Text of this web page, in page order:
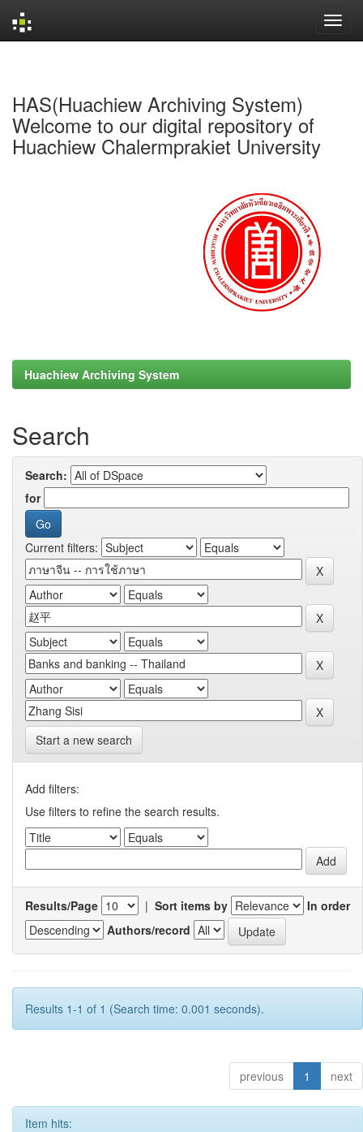
HAS(Huachiew Archiving System)
Welcome to our digital repository of
Huachiew Chalermprakiet University
Huachiew Archiving System
Search
Search:
for
Current filters:
Start a new search
Add filters:
Use filters to refine the search results.
Results/Page | Sort items by
In order
Authors/record
Results 1-1 of 1 (Search time: 0.001 seconds).
previous 1 next
Item hits: